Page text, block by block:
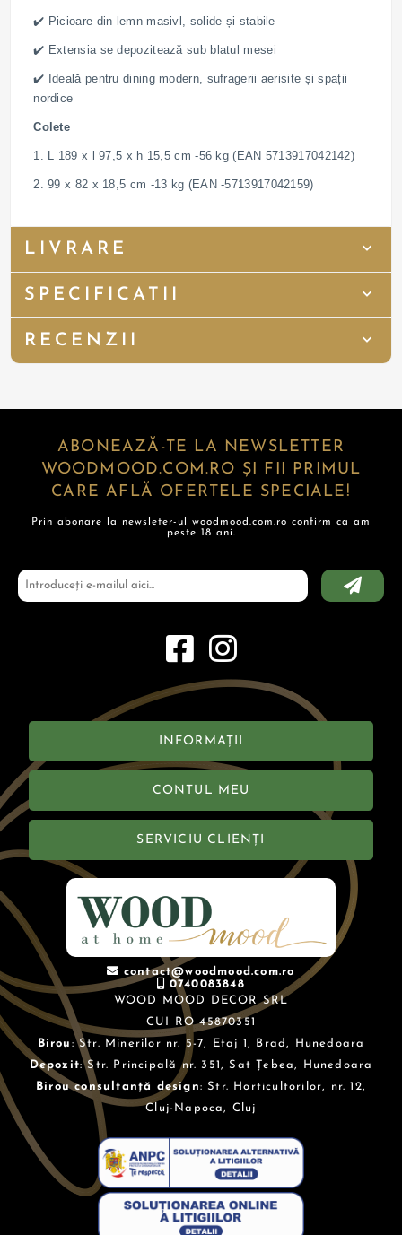
✔️ Picioare din lemn masivl, solide și stabile
✔️ Extensia se depozitează sub blatul mesei
✔️ Ideală pentru dining modern, sufragerii aerisite și spații
nordice
Colete
1. L 189 x l 97,5 x h 15,5 cm -56 kg (EAN 5713917042142)
2. 99 x 82 x 18,5 cm -13 kg (EAN -5713917042159)
LIVRARE
SPECIFICATII
RECENZII
ABONEAZĂ-TE LA NEWSLETTER
WOODMOOD.COM.RO ȘI FII PRIMUL
CARE AFLĂ OFERTELE SPECIALE!
Prin abonare la newsleter-ul woodmood.com.ro confirm ca am
peste 18 ani.
INFORMAȚII
CONTUL MEU
SERVICIU CLIENȚI
contact@woodmood.com.ro
0740083848
WOOD MOOD DECOR SRL
CUI RO 45870351
Birou : Str. Minerilor nr. 5-7, Etaj 1, Brad, Hunedoara
Depozit: Str. Principală nr. 351, Sat Țebea, Hunedoara
Birou consultanță design: Str. Horticultorilor, nr. 12,
Cluj-Napoca, Cluj